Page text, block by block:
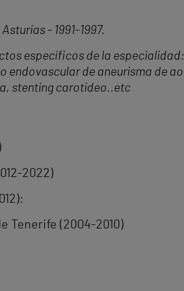
- 1991-1997.
específicos de la
de aneurisma de
stenting carotideo..etc
2022)
Tenerife (2004-2010)